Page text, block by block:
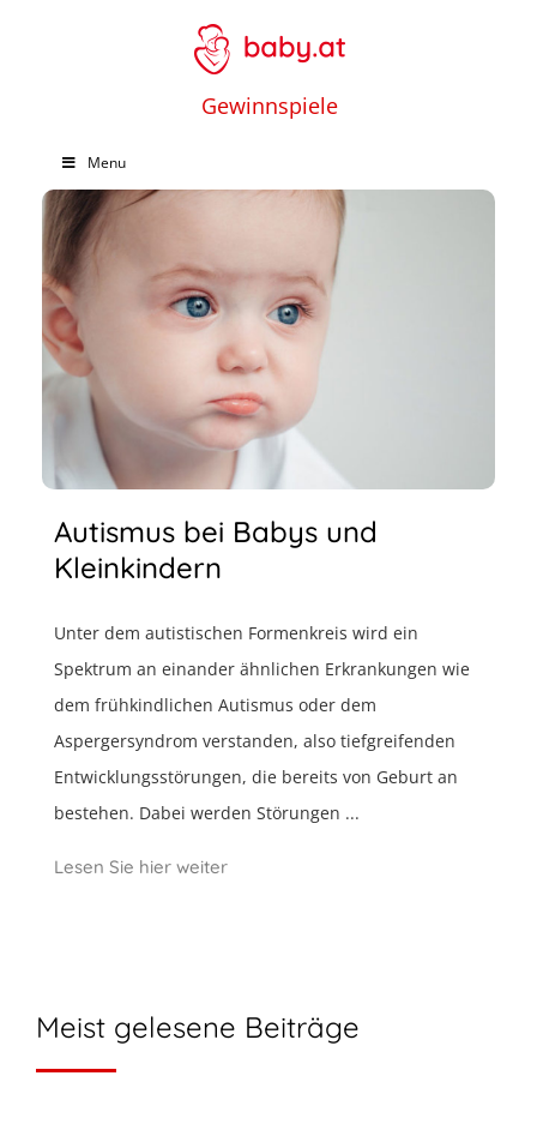
Gewinnspiele
Menu
Autismus bei Babys und
Kleinkindern
Unter dem autistischen Formenkreis wird ein
Spektrum an einander ähnlichen Erkrankungen wie
dem frühkindlichen Autismus oder dem
Aspergersyndrom verstanden, also tiefgreifenden
Entwicklungsstörungen, die bereits von Geburt an
bestehen. Dabei werden Störungen ...
Lesen Sie hier weiter
Meist gelesene Beiträge